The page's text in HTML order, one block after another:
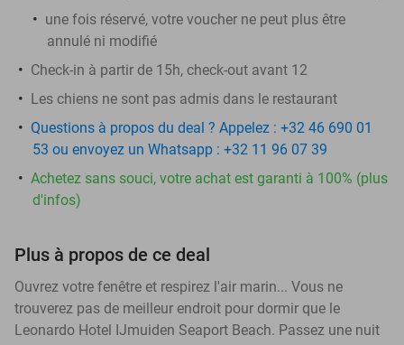
une fois réservé, votre voucher ne peut plus être
annulé ni modifié
​Check-in à partir de 15h, check-out avant 12
Les chiens ne sont pas admis dans le restaurant
Questions à propos du deal ? Appelez : +32 46 690 01
53 ou envoyez un Whatsapp : +32 11 96 07 39
Achetez sans souci, votre achat est garanti à 100% (plus
d'infos)
Plus à propos de ce deal
Ouvrez votre fenêtre et respirez l'air marin... Vous ne
trouverez pas de meilleur endroit pour dormir que le
Leonardo Hotel IJmuiden Seaport Beach. Passez une nuit